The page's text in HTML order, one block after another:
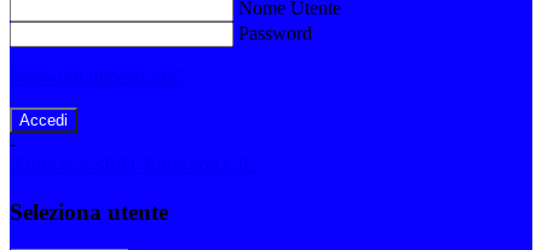
Nome Utente
Password
-
Seleziona utente